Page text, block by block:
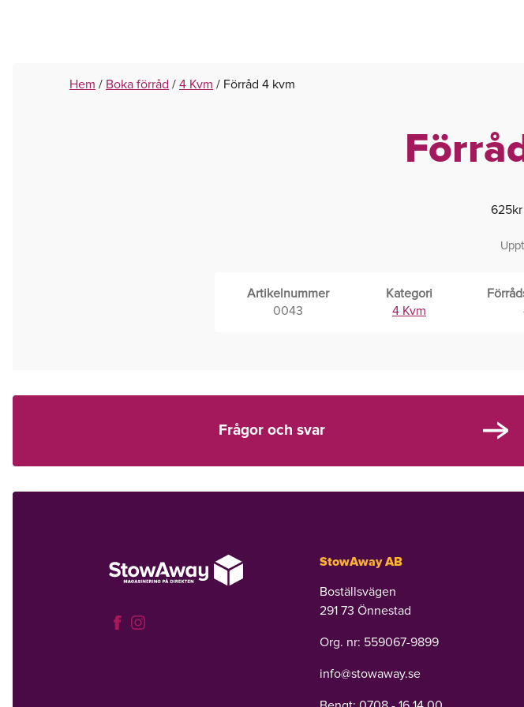
Hem / Boka förråd / 4 Kvm / Förråd 4 kvm
625kr
Artikelnummer
0043
Kategori
4 Kvm
Frågor och svar
StowAway AB
Boställsvägen
291 73 Önnestad
Org. nr: 559067-9899
info@stowaway.se